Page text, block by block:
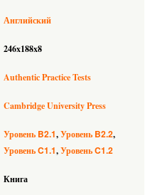
Английский
246x188x8
Authentic Practice Tests
Cambridge University Press
Уровень B2.1 Уровень B2.2
УровеньC1.1 УровеньC1.2
Книга